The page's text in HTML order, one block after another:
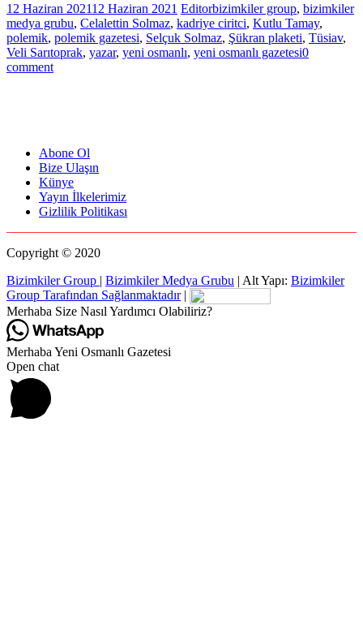
12 Haziran 202112 Haziran 2021 Editorbizimkiler group, bizimkiler
medya grubu, Celalettin Solmaz, kadriye ciritci, Kutlu Tamay,
polemik, polemik gazetesi, Selçuk Solmaz, Şükran plaketi, Tüsiav,
Veli Sarıtoprak, yazar, yeni osmanlı, yeni osmanlı gazetesi0
comment
Abone Ol
Bize Ulaşın
Künye
Yayın İlkelerimiz
Gizlilik Politikası
Copyright © 2020
Bizimkiler Group | Bizimkiler Medya Grubu | Alt Yapı: Bizimkiler
Group Tarafından Sağlanmaktadır |
Merhaba Size Nasıl Yardımcı Olabiliriz?
Merhaba Yeni Osmanlı Gazetesi
Open chat